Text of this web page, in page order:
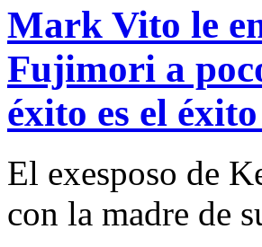
Mark Vito le
Fujimori a
éxito es el
El exesposo de
con la madre de